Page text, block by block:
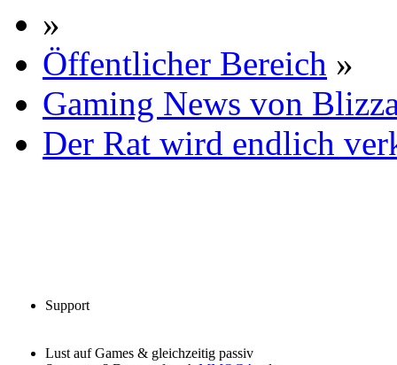
»
Öffentlicher Bereich »
Gaming News von
Der Rat wird endlich
Support
Lust auf Games & gleichzeitig passiv